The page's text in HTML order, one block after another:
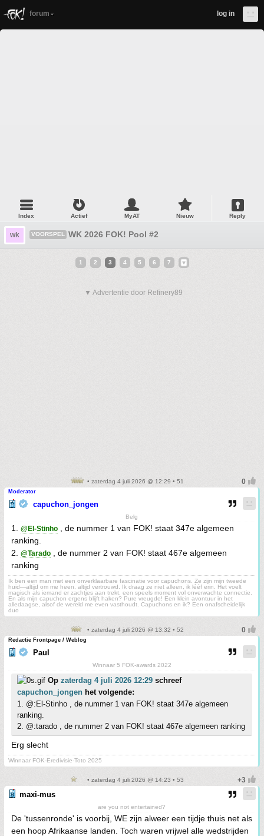
forum log in
Index Actief MyAT Nieuw Reply
wk VOORSPEL WK 2026 FOK! Pool #2
1 2 3 4 5 6 7
▼ Advertentie door Refinery89
• zaterdag 4 juli 2026 @ 12:29 • 51
Moderator
capuchon_jongen
Belg
1. @El-Stinho , de nummer 1 van FOK! staat 347e algemeen
ranking.
2. @Tarado , de nummer 2 van FOK! staat 467e algemeen
ranking
Ik ben een man met een onverklaarbare fascinatie voor capuchons. Ze zijn mijn tweede
huid—altijd om me heen, altijd vertrouwd. Ik draag ze niet alleen, ik lééf erin. Het voelt
magisch als iemand er zachtjes aan trekt, een speels moment vol onverwachte connectie.
En als mijn capuchon ergens blijft haken? Pure vreugde! Een klein avontuur in het
alledaagse, alsof de wereld me even vasthoudt. Capuchons en ik? Een onafscheidelijk
duo
• zaterdag 4 juli 2026 @ 13:32 • 52
Redactie Frontpage / Weblog
Paul
Winnaar 5 FOK-awards 2022
Op zaterdag 4 juli 2026 12:29 schreef
capuchon_jongen het volgende:
1. @:El-Stinho , de nummer 1 van FOK! staat 347e algemeen
ranking.
2. @:tarado , de nummer 2 van FOK! staat 467e algemeen ranking
Erg slecht
Winnaar FOK-Eredivisie-Toto 2025
• zaterdag 4 juli 2026 @ 14:23 • 53
maxi-mus
are you not entertained?
De 'tussenronde' is voorbij, WE zijn alweer een tijdje thuis net als
een hoop Afrikaanse landen. Toch waren vrijwel alle wedstrijden